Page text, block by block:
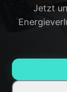
Gauting
Penzberg
Ratgeber
Experten-
Jetzt